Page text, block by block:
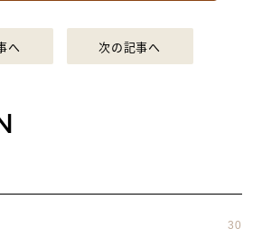
へ 次の記事へ
30